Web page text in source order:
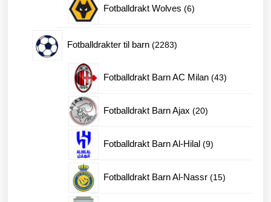
Fotballdrakt Wolves 66
Fotballdrakter til barn 22832283
Fotballdrakt Barn AC Milan 4343
Fotballdrakt Barn Ajax 2020
Fotballdrakt Barn Al-Hilal 99
Fotballdrakt Barn Al-Nassr 1515